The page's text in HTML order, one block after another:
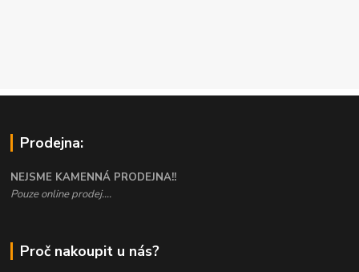
Prodejna:
NEJSME KAMENNÁ PRODEJNA!!
Pouze online prodej....
Proč nakoupit u nás?